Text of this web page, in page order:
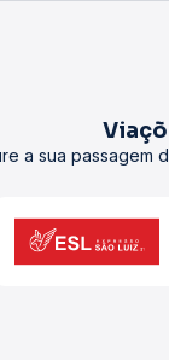
a sua passagem